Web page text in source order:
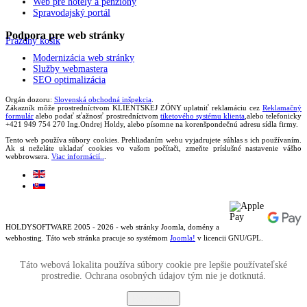
Prázdny košík
Spravodajský portál
Podpora pre web stránky
Modernizácia web stránky
Služby webmastera
SEO optimalizácia
Orgán dozoru: Slovenská obchodná inšpekcia
Zákazník môže prostredníctvom KLIENTSKEJ ZÓNY uplatniť reklamáciu cez Reklamačný
formulár alebo podať sťažnosť prostredníctvom tiketového systému klienta,alebo telefonicky
+421 949 754 270 Ing.Ondrej Holdy, alebo písomne na korenšpondečnú adresu sídla firmy.
Tento web používa súbory cookies. Prehliadaním webu vyjadrujete súhlas s ich používaním.
Ak si neželáte ukladať cookies vo vašom počítači, zmeňte príslušné nastavenie vášho
webbrowsera. Viac informácií..
HOLDYSOFTWARE 2005 - 2026 - web stránky Joomla, domény a
webhosting. Táto web stránka pracuje so systémom Joomla! v licencii GNU/GPL.
Táto webová lokalita používa súbory cookie pre lepšie používateľské
prostredie. Ochrana osobných údajov tým nie je dotknutá.